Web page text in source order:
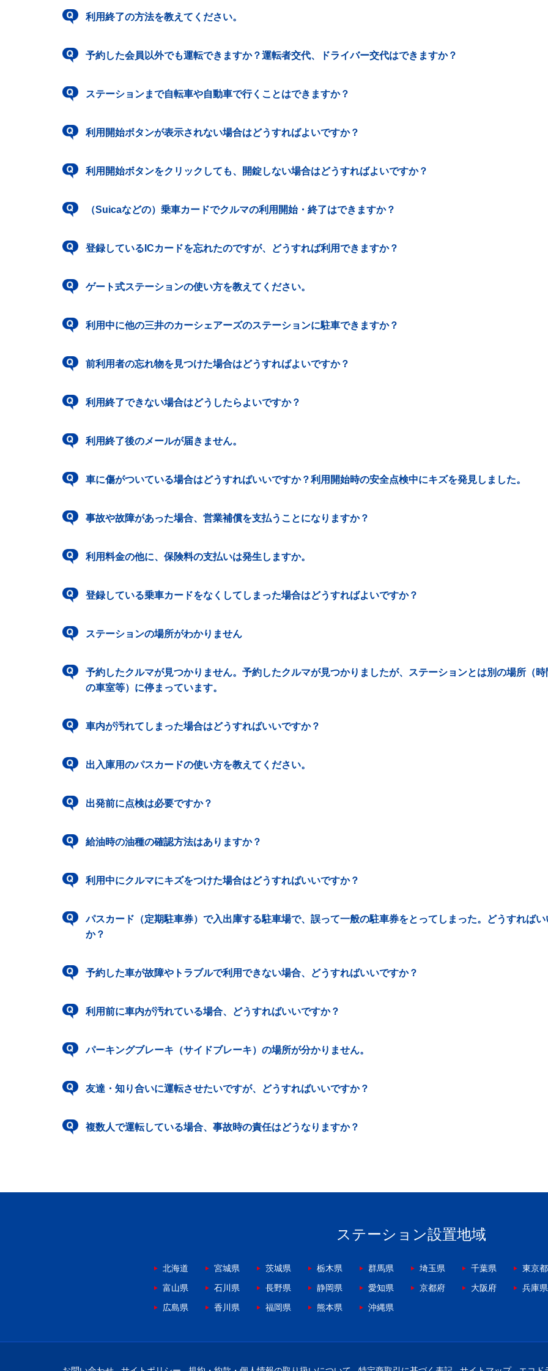
利用終了の方法を教えてください。
予約した会員以外でも運転できますか？運転者交代、ドライバー交代はできますか？
ステーションまで自転車や自動車で行くことはできますか？
利用開始ボタンが表示されない場合はどうすればよいですか？
利用開始ボタンをクリックしても、開錠しない場合はどうすればよいですか？
（Suicaなどの）乗車カードでクルマの利用開始・終了はできますか？
登録しているICカードを忘れたのですが、どうすれば利用できますか？
ゲート式ステーションの使い方を教えてください。
利用中に他の三井のカーシェアーズのステーションに駐車できますか？
前利用者の忘れ物を見つけた場合はどうすればよいですか？
利用終了できない場合はどうしたらよいですか？
利用終了後のメールが届きません。
車に傷がついている場合はどうすればいいですか？利用開始時の安全点検中にキズを発見しました。
事故や故障があった場合、営業補償を支払うことになりますか？
利用料金の他に、保険料の支払いは発生しますか。
登録している乗車カードをなくしてしまった場合はどうすればよいですか？
ステーションの場所がわかりません
予約したクルマが見つかりません。予約したクルマが見つかりましたが、ステーションとは別の場所（時
の車室等）に停まっています。
車内が汚れてしまった場合はどうすればいいですか？
出入庫用のパスカードの使い方を教えてください。
出発前に点検は必要ですか？
給油時の油種の確認方法はありますか？
利用中にクルマにキズをつけた場合はどうすればいいですか？
パスカード（定期駐車券）で入出庫する駐車場で、誤って一般の駐車券をとってしまった。どうすればい
か？
予約した車が故障やトラブルで利用できない場合、どうすればいいですか？
利用前に車内が汚れている場合、どうすればいいですか？
パーキングブレーキ（サイドブレーキ）の場所が分かりません。
友達・知り合いに運転させたいですが、どうすればいいですか？
複数人で運転している場合、事故時の責任はどうなりますか？
ステーション設置地域
北海道 宮城県 茨城県 栃木県 群馬県 埼玉県 千葉県
東京都
富山県
石川県 長野県 静岡県 愛知県 京都府 大阪府
兵庫県
広島県
香川県 福岡県 熊本県 沖縄県